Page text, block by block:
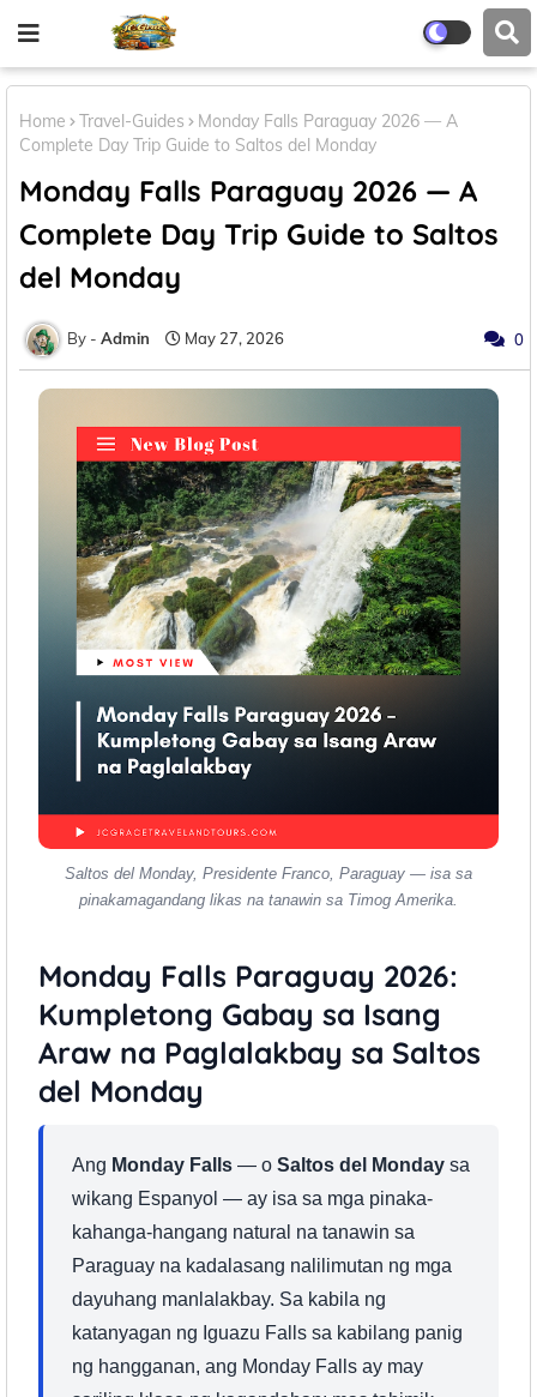
Home Travel-Guides
Monday Falls Paraguay 2026 — A
Complete Day Trip Guide to Saltos del Monday
Monday Falls Paraguay 2026 — A
Complete Day Trip Guide to Saltos
del Monday
Admin May 27, 2026 0
Saltos del Monday, Presidente Franco, Paraguay — isa sa
pinakamagandang likas na tanawin sa Timog Amerika.
Monday Falls Paraguay 2026:
Kumpletong Gabay sa Isang
Araw na Paglalakbay sa Saltos
del Monday
Ang Monday Falls — o Saltos del Monday sa
wikang Espanyol — ay isa sa mga pinaka-
kahanga-hangang natural na tanawin sa
Paraguay na kadalasang nalilimutan ng mga
dayuhang manlalakbay. Sa kabila ng
katanyagan ng Iguazu Falls sa kabilang panig
ng hangganan, ang Monday Falls ay may